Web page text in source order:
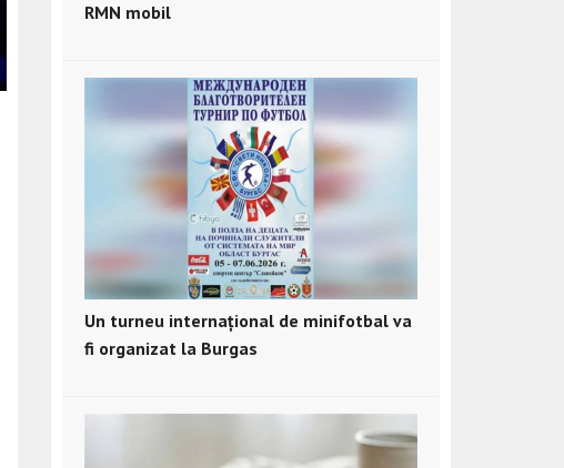
RMN mobil
Un turneu internațional de minifotbal va
fi organizat la Burgas